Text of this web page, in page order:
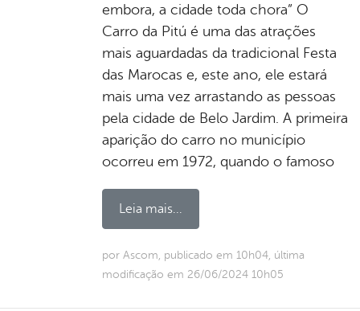
embora, a cidade toda chora” O
Carro da Pitú é uma das atrações
mais aguardadas da tradicional Festa
das Marocas e, este ano, ele estará
mais uma vez arrastando as pessoas
pela cidade de Belo Jardim. A primeira
aparição do carro no município
ocorreu em 1972, quando o famoso
Leia mais...
por Ascom, publicado em 10h04, última
modificação em 26/06/2024 10h05